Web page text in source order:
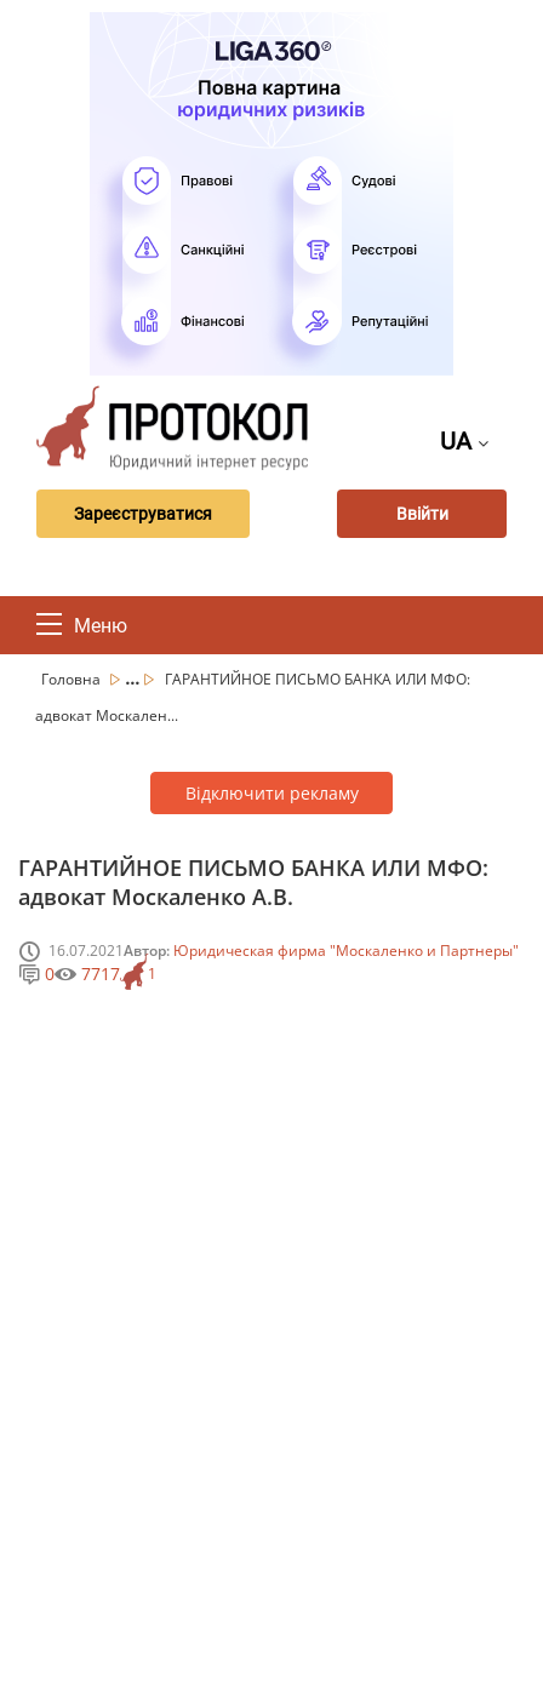
UA
Зареєструватися Ввійти
Меню
Головна ...
ГАРАНТИЙНОЕ ПИСЬМО БАНКА ИЛИ МФО:
адвокат Москален...
Відключити рекламу
ГАРАНТИЙНОЕ ПИСЬМО БАНКА ИЛИ МФО:
адвокат Москаленко А.В.
16.07.2021Автор: Юридическая фирма "Москаленко и Партнеры"
1
0 7717